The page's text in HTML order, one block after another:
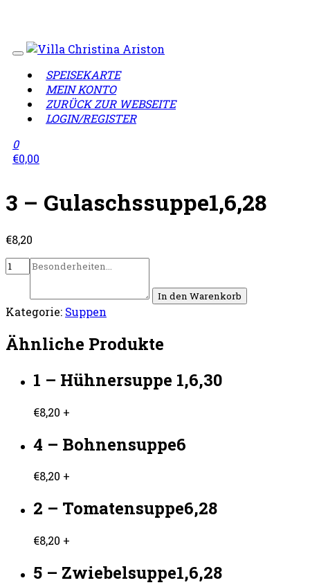
SPEISEKARTE
MEIN KONTO
ZURÜCK ZUR WEBSEITE
LOGIN/REGISTER
0
€0,00
3 – Gulaschssuppe1,6,28
€8,20
In den Warenkorb
Kategorie: Suppen
Ähnliche Produkte
1 – Hühnersuppe 1,6,30
€8,20 +
4 – Bohnensuppe6
€8,20 +
2 – Tomatensuppe6,28
€8,20 +
5 – Zwiebelsuppe1,6,28